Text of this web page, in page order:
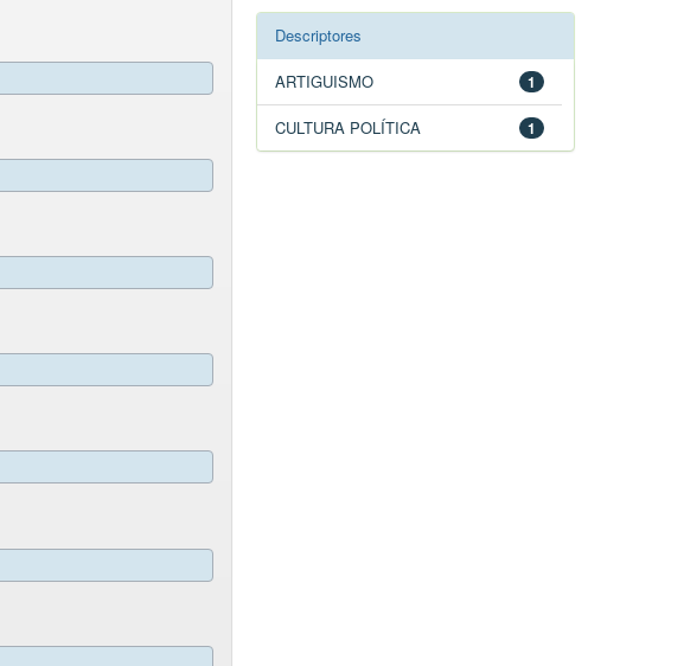
Descriptores
1
ARTIGUISMO
1
CULTURA POLÍTICA